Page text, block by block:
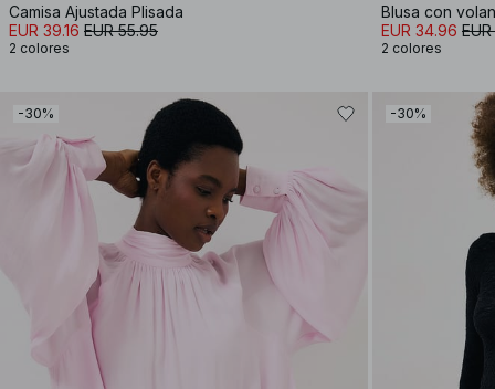
Camisa Ajustada Plisada
EUR 39.16 EUR 55.95
2 colores
Blusa con
EUR 34.96
2 colores
-30% -30%